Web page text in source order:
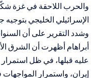
والحرب اللاحقة في غزة
الإسرائيلي الخليجي
وشدد التقرير على أن
أبراهام أظهرت أن الشرق
عليه قبلها، في ظل
إيران، واستمرار